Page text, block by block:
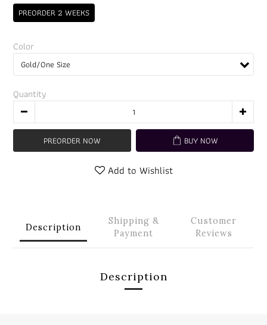
PREORDER 2 WEEKS
Color
Quantity
PREORDER NOW BUY NOW
Add to Wishlist
Description
Shipping &
Payment
Customer
Reviews
Description